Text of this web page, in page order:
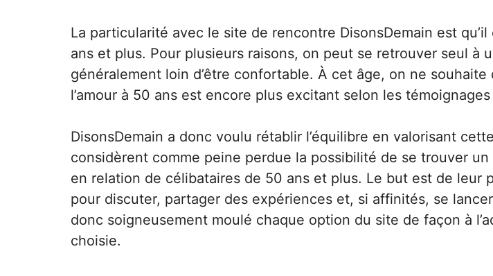
La particularité avec le site de rencontre DisonsDemain est
ans et plus. Pour plusieurs raisons, on peut se retrouver seul
généralement loin d’être confortable. À cet âge, on ne
l’amour à 50 ans est encore plus excitant selon les
DisonsDemain a donc voulu rétablir l’équilibre en valorisant
considèrent comme peine perdue la possibilité de se trouver
en relation de célibataires de 50 ans et plus. Le but est de
pour discuter, partager des expériences et, si affinités, se
donc soigneusement moulé chaque option du site de façon à
choisie.